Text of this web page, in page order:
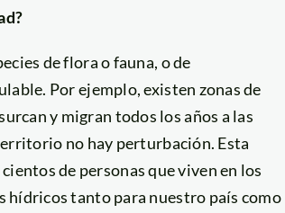
de flora o fauna, o de
Por ejemplo, existen zonas de
y migran todos los años a las
no hay perturbación. Esta
de personas que viven en los
hídricos tanto para nuestro país como